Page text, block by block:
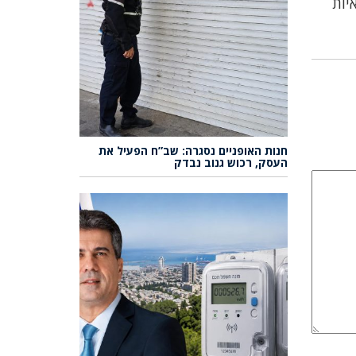
חנות האופניים נסגרה: שב”ח הפעיל את
העסק, רכוש גנוב נבדק